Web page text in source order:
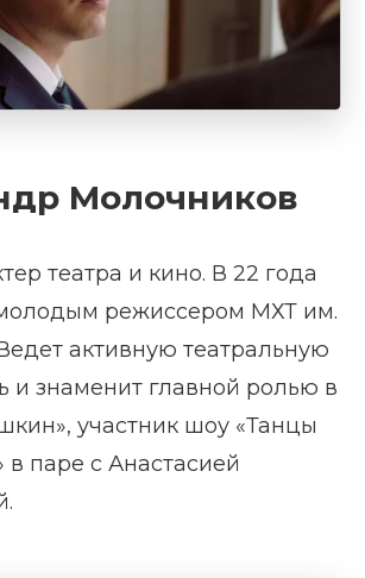
Молочников
театра и кино. В 22 года
режиссером МХТ им.
активную театральную
и знаменит главной ролью в
участник шоу «Танцы
в паре с Анастасией